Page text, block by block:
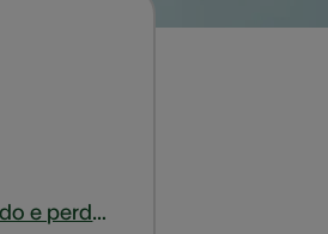
A sinusite pode causar dor de ouvido e perda de audição?